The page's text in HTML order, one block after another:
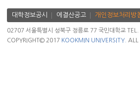
대학정보공시 에결산공고 개인정보처리방
02707 서울특별시 성북구 정릉로 77 국민대학교
COPYRIGHT© 2017 KOOKMIN UNIVERSITY. ALL